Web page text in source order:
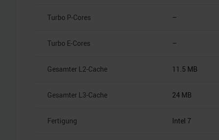
Turbo P-Cores –
Turbo E-Cores –
Gesamter L2-Cache 11.5 MB
Gesamter L3-Cache 24 MB
Fertigung Intel 7